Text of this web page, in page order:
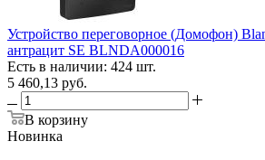
Устройство переговорное (Домофон)
антрацит SE BLNDA000016
Есть в наличии: 424 шт.
5 460,13 руб.
В корзину
Новинка